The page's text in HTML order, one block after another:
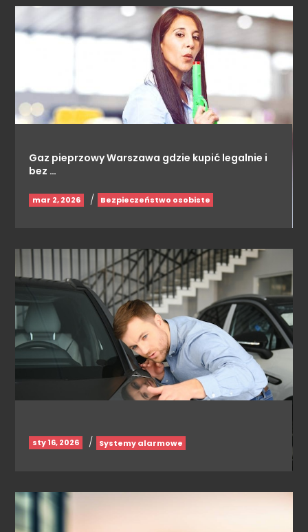
Gaz pieprzowy Warszawa gdzie kupić legalnie i
bez …
mar 2, 2026 / Bezpieczeństwo osobiste
sty 16, 2026 / Systemy alarmowe